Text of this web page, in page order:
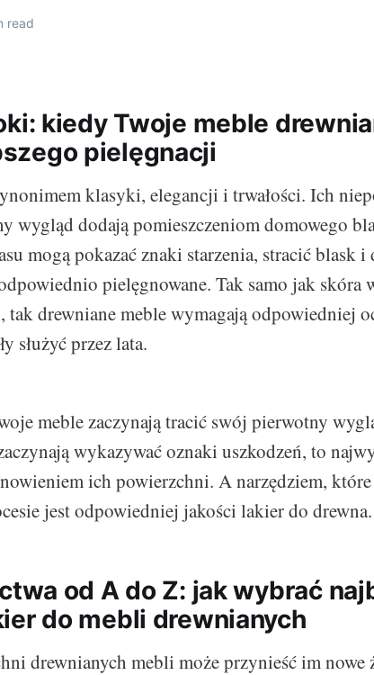
read
kiedy Twoje meble
pielęgnacji
klasyki, elegancji i trwałości. Ich
wygląd dodają pomieszczeniom domowego
mogą pokazać znaki starzenia, stracić blask
pielęgnowane. Tak samo jak skóra
tak drewniane meble wymagają odpowiedniej
służyć przez lata.
meble zaczynają tracić swój pierwotny
wykazywać oznaki uszkodzeń, to
ich powierzchni. A narzędziem,
jest odpowiedniej jakości lakier do drewna.
od A do Z: jak wybrać
do mebli drewnianych
drewnianych mebli może przynieść im nowe